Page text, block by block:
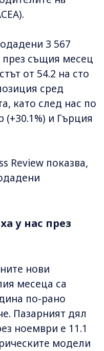
3 567
същия месец
от 54.2 на сто
сред
като след нас по
(+30.1%) и Гърция
Review показва,
у нас през
нови
месеца са
по-рано
Пазарният дял
ноември е 11.1
модели